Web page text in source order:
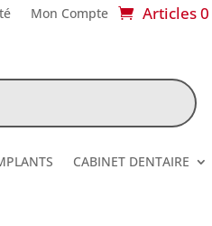
Mon Compte Articles 0
CABINET DENTAIRE